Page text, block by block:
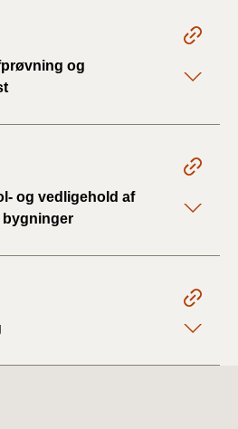
og
og vedligehold af
bygninger